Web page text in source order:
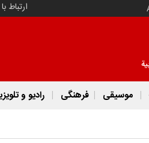
ارتباط
موسیقی فرهنگی رادیو و